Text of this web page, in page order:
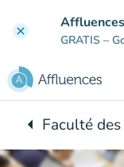
clear Affluences
GRATIS –
arrow_leftVuelta:
Faculté